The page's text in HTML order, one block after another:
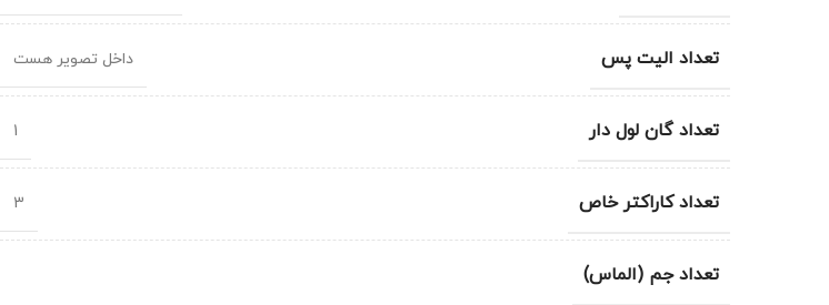
تعداد الیت پس داخل تصویر هست
تعداد گان لول دار 1
تعداد کاراکتر خاص 3
تعداد جم (الماس)